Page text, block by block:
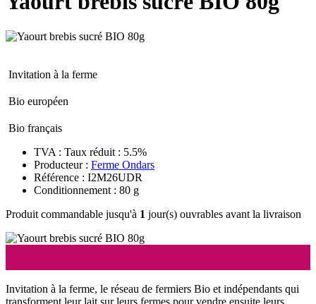
Invitation à la ferme
Bio européen
Bio français
TVA : Taux réduit : 5.5%
Producteur : Ferme Ondars
Référence : I2M26UDR
Conditionnement : 80 g
Produit commandable jusqu'à 1 jour(s) ouvrables avant la livraison
Invitation à la ferme, le réseau de fermiers Bio et indépendants qui
transforment leur lait sur leurs fermes pour vendre ensuite leurs